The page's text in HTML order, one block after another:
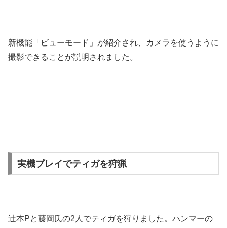
新機能「ビューモード」が紹介され、カメラを使うように
撮影できることが説明されました。
実機プレイでティガを狩猟
辻本Pと藤岡氏の2人でティガを狩りました。ハンマーの